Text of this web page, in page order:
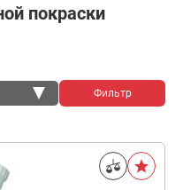
покраски
Фильтр